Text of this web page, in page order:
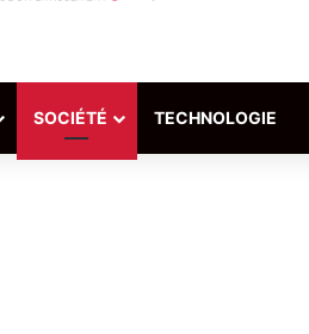
SOCIÉTÉ TECHNOLOGIE